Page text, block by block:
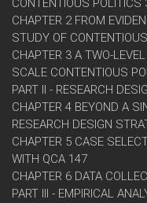
CONTENTIOUS POLITICS
CHAPTER 2 FROM
STUDY OF
CHAPTER 3 A TWO-
SCALE CONTENTIOUS
PART II - RESEARCH
CHAPTER 4 BEYOND A
RESEARCH DESIGN
CHAPTER 5 CASE
WITH QCA 147
CHAPTER 6 DATA
PART III - EMPIRICAL